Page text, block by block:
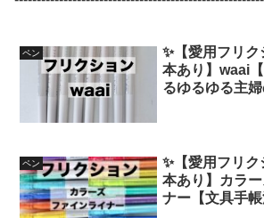
ペン
✨【愛用フリ
本あり】waai
るゆるゆる主婦
ペン
✨【愛用フリ
本あり】カラ
ナー【文具手